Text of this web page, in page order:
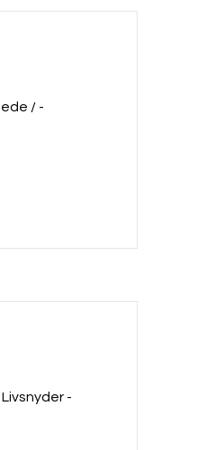
/ -
-